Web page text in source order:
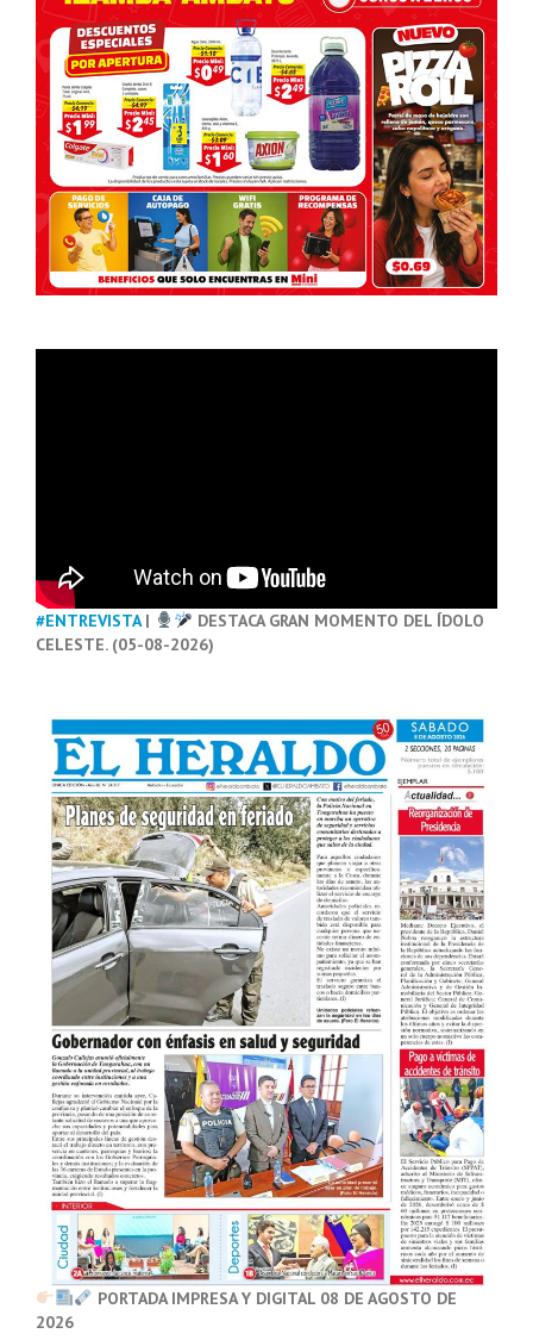
#ENTREVISTA|
DESTACA GRAN MOMENTO DEL ÍDOLO
CELESTE. (05-08-2026)
PORTADA IMPRESA Y DIGITAL 08 DE AGOSTO DE
2026